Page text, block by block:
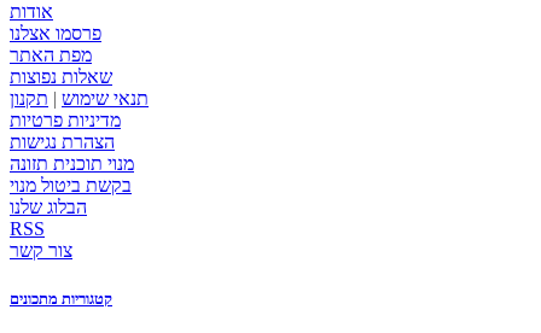
אודות
פרסמו אצלנו
מפת האתר
שאלות נפוצות
תנאי שימוש | תקנון
מדיניות פרטיות
הצהרת נגישות
מנוי תוכנית תזונה
בקשת ביטול מנוי
הבלוג שלנו
RSS
צור קשר
קטגוריות מתכונים